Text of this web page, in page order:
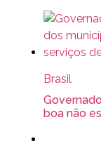
Brasil
boa não